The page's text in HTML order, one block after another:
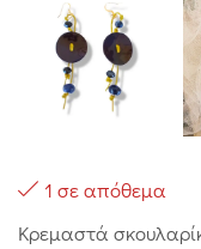
1 σε απόθεμα
Κρεμαστά